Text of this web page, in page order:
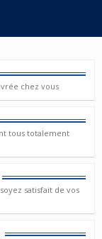
chez vous
tous totalement
satisfait de vos